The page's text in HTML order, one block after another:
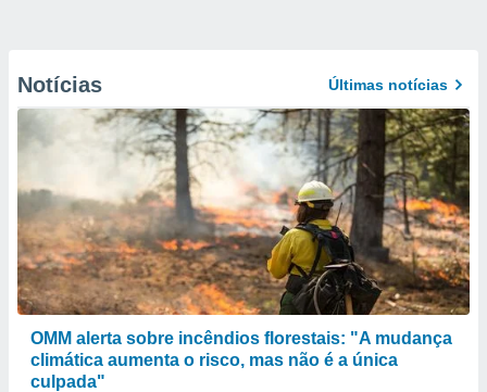
Notícias Últimas notícias
OMM alerta sobre incêndios florestais: "A mudança
climática aumenta o risco, mas não é a única
culpada"